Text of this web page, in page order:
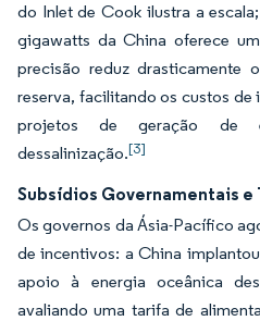
do Inlet de Cook ilustra a
gigawatts da China oferece
precisão reduz drasticamente
reserva, facilitando os custos de
projetos de geração de
dessalinização.[3]
Subsídios Governamentais
Os governos da Ásia-Pacífico
de incentivos: a China
apoio à energia oceânica
avaliando uma tarifa de